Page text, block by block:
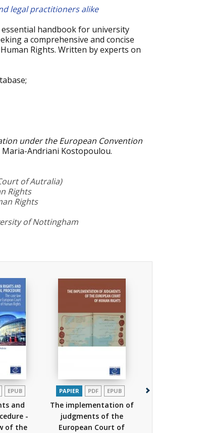
legal practitioners alike
handbook for university
a comprehensive and concise
Rights. Written by experts on
under the European Convention
Andriani Kostopoulou.
of Autralia)
Rights
Rights
of Nottingham
EPUB
and
-
of the
PAPIER PDF EPUB
The implementation of
judgments of the
European Court of